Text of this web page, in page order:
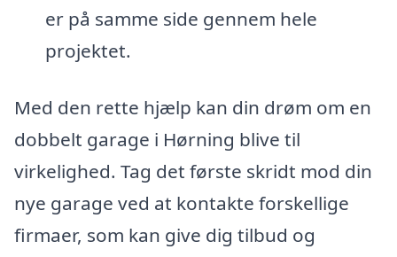
er på samme side gennem hele
projektet.
Med den rette hjælp kan din drøm om en
dobbelt garage i Hørning blive til
virkelighed. Tag det første skridt mod din
nye garage ved at kontakte forskellige
firmaer, som kan give dig tilbud og